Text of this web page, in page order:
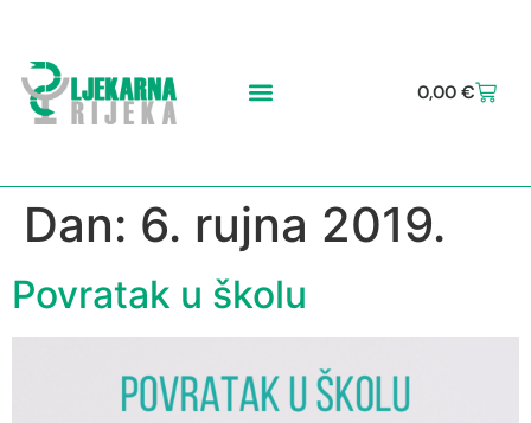
0,00 €
Dan: 6. rujna 2019.
Povratak u školu